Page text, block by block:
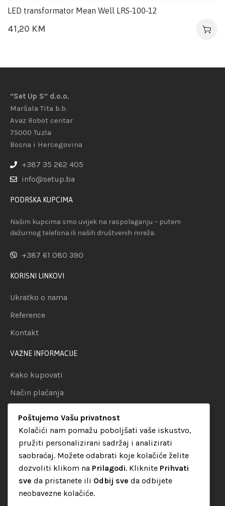
LED transformator Mean Well LRS-100-12
41,20 KM
“Set Up S” d.o.o.
Maršala Tita b.b.
Avaz Robot centar
75000 Tuzla
Bosna i Hercegovina
+387 35 262 405
info@setup.ba
PODRŠKA KUPCIMA
Našim kupcima smo uvijek na raspolaganju – putem
dežurnog telefona ili naših društvenih mreža.
+387 61 080 390
KORISNI LINKOVI
Ukratko o nama
Reference
Kontakt
VAŽNE INFORMACIJE
Kako kupovati
Način plaćanja
Politika privatnosti
KATEGORIJE
Audio oprema
LED dekorativna rasvjeta
Poštujemo Vašu privatnost
Kolačići nam pomažu poboljšati vaše iskustvo,
pružiti personalizirani sadržaj i analizirati
saobraćaj. Možete odabrati koje kolačiće želite
dozvoliti klikom na Prilagodi. Kliknite Prihvati
sve da pristanete ili Odbij sve da odbijete
neobavezne kolačiće.